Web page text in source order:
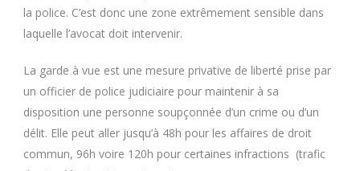
la police. C’est donc une zone extrêmement sensible dans
laquelle l’avocat doit intervenir.
La garde à vue est une mesure privative de liberté prise par
un officier de police judiciaire pour maintenir à sa
disposition une personne soupçonnée d’un crime ou d’un
délit. Elle peut aller jusqu’à 48h pour les affaires de droit
commun, 96h voire 120h pour certaines infractions (trafic